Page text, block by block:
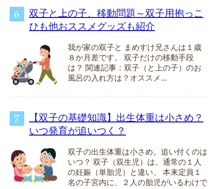
双子と上の子、移動問題～双子用抱っこ
ひも他おススメグッズも紹介
我が家の双子と まめすけ兄さんは１歳
８か月差です。 双子だけの移動手段
は？ 関連記事：双子（と上の子）のお
風呂の入れ方は？オススメ...
【双子の基礎知識】出生体重は小さめ？
いつ発育が追いつく？
双子の出生体重は小さめ。追い付くのは
いつ？ 双子（双生児）は、通常の１人
の妊娠（単胎児）と違い、 本来定員１
名の子宮内に、２人の胎児がいるわけで